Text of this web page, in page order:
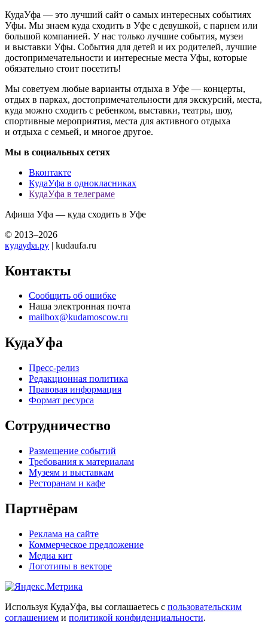
КудаУфа — это лучший сайт о самых интересных событиях
Уфы. Мы знаем куда сходить в Уфе с девушкой, с парнем или
большой компанией. У нас только лучшие события, музеи
и выставки Уфы. События для детей и их родителей, лучшие
достопримечательности и интересные места Уфы, которые
обязательно стоит посетить!
Мы советуем любые варианты отдыха в Уфе — концерты,
отдых в парках, достопримечательности для экскурсий, места,
куда можно сходить с ребенком, выставки, театры, шоу,
спортивные мероприятия, места для активного отдыха
и отдыха с семьей, и многое другое.
Мы в социальных сетях
Вконтакте
КудаУфа в однокласниках
КудаУфа в телеграме
Афиша Уфа — куда сходить в Уфе
© 2013–2026
кудауфа.ру | kudaufa.ru
Контакты
Сообщить об ошибке
Наша электронная почта
mailbox@kudamoscow.ru
КудаУфа
Пресс-релиз
Редакционная политика
Правовая информация
Формат ресурса
Сотрудничество
Размещение событий
Требования к материалам
Музеям и выставкам
Ресторанам и кафе
Партнёрам
Реклама на сайте
Коммерческое предложение
Медиа кит
Логотипы в векторе
Используя КудаУфа, вы соглашаетесь с пользовательским
соглашением и политикой конфиденциальности.